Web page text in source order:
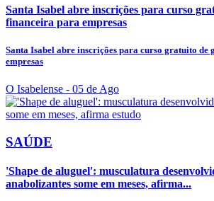
Santa Isabel abre inscrições para curso
financeira para empresas
Santa Isabel abre inscrições para curso gratuito de
empresas
O Isabelense - 05 de Ago
SAÚDE
'Shape de aluguel': musculatura
anabolizantes some em meses, afirma...